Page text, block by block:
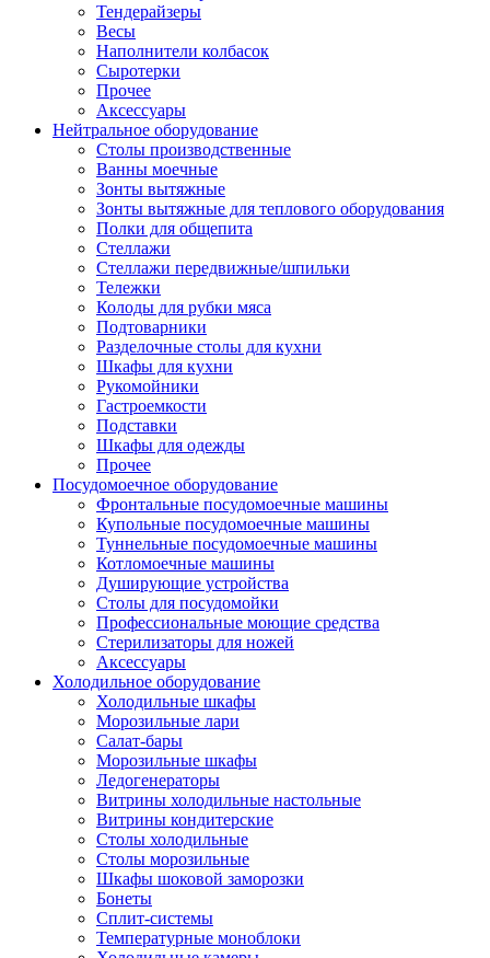
Тендерайзеры
Весы
Наполнители колбасок
Сыротерки
Прочее
Аксессуары
Нейтральное оборудование
Столы производственные
Ванны моечные
Зонты вытяжные
Зонты вытяжные для теплового оборудования
Полки для общепита
Стеллажи
Стеллажи передвижные/шпильки
Тележки
Колоды для рубки мяса
Подтоварники
Разделочные столы для кухни
Шкафы для кухни
Рукомойники
Гастроемкости
Подставки
Шкафы для одежды
Прочее
Посудомоечное оборудование
Фронтальные посудомоечные машины
Купольные посудомоечные машины
Туннельные посудомоечные машины
Котломоечные машины
Душирующие устройства
Столы для посудомойки
Профессиональные моющие средства
Стерилизаторы для ножей
Аксессуары
Холодильное оборудование
Холодильные шкафы
Морозильные лари
Салат-бары
Морозильные шкафы
Ледогенераторы
Витрины холодильные настольные
Витрины кондитерские
Столы холодильные
Столы морозильные
Шкафы шоковой заморозки
Бонеты
Сплит-системы
Температурные моноблоки